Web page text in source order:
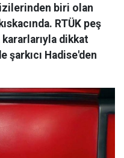
biri olan
RTÜK peş
dikkat
şarkıcı Hadise'den